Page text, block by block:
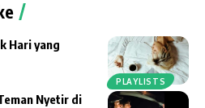
PLAYLISTS
Hari yang
Nyetir di